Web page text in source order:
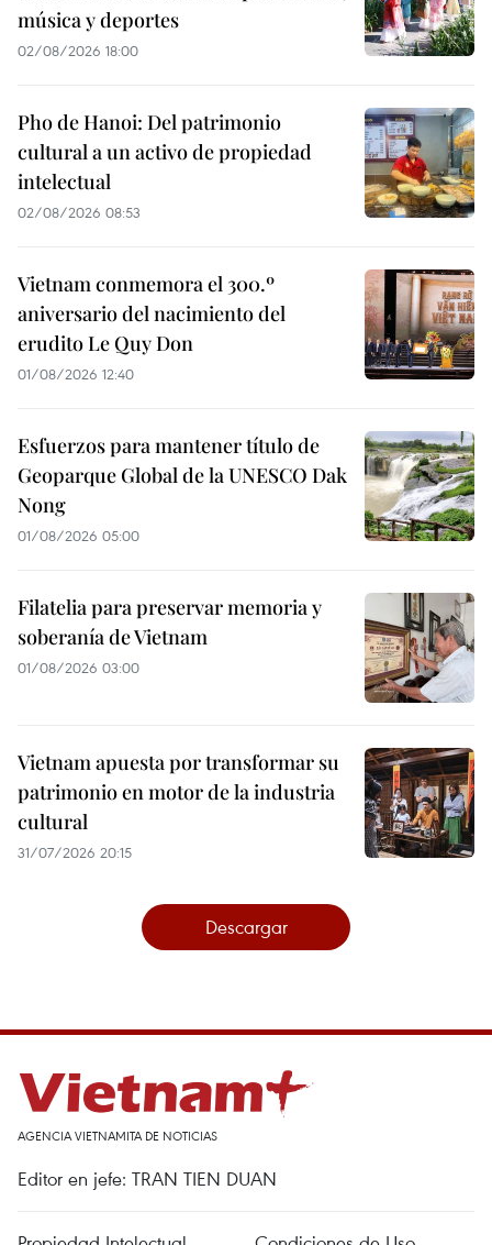
música y deportes
02/08/2026 18:00
Pho de Hanoi: Del patrimonio
cultural a un activo de propiedad
intelectual
02/08/2026 08:53
Vietnam conmemora el 300.º
aniversario del nacimiento del
erudito Le Quy Don
01/08/2026 12:40
Esfuerzos para mantener título de
Geoparque Global de la UNESCO Dak
Nong
01/08/2026 05:00
Filatelia para preservar memoria y
soberanía de Vietnam
01/08/2026 03:00
Vietnam apuesta por transformar su
patrimonio en motor de la industria
cultural
31/07/2026 20:15
Descargar
AGENCIA VIETNAMITA DE NOTICIAS
Editor en jefe: TRAN TIEN DUAN